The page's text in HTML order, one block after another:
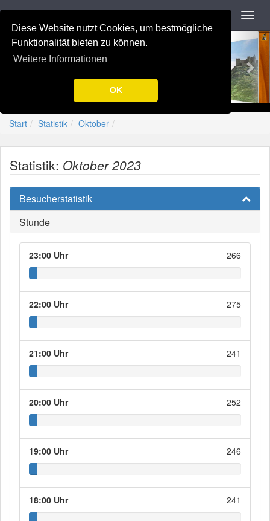
Diese Website nutzt Cookies, um bestmögliche
Funktionalität bieten zu können.
Weitere Informationen
OK
Navigation
Previous-=[Nation-7.de]=-
Start Statistik Oktober
Statistik: Oktober 2023
Besucherstatistik
Stunde
23:00 Uhr 266
22:00 Uhr 275
21:00 Uhr 241
20:00 Uhr 252
19:00 Uhr 246
18:00 Uhr 241